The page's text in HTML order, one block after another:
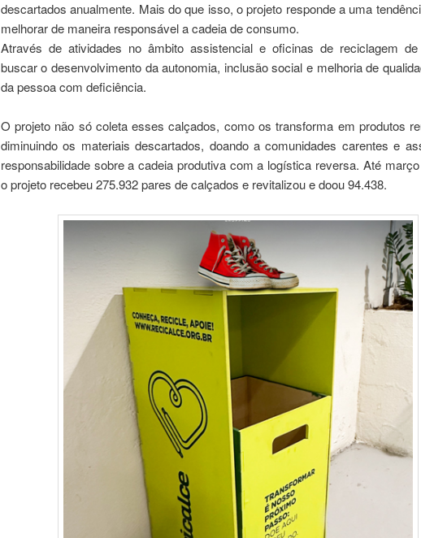
descartados anualmente. Mais do que isso, o projeto responde a uma
melhorar de maneira responsável a cadeia de consumo.
Através de atividades no âmbito assistencial e oficinas de reciclagem de
buscar o desenvolvimento da autonomia, inclusão social e melhoria de
da pessoa com deficiência.
O projeto não só coleta esses calçados, como os transforma em produtos
diminuindo os materiais descartados, doando a comunidades carentes e
responsabilidade sobre a cadeia produtiva com a logística reversa. Até
o projeto recebeu 275.932 pares de calçados e revitalizou e doou 94.438.